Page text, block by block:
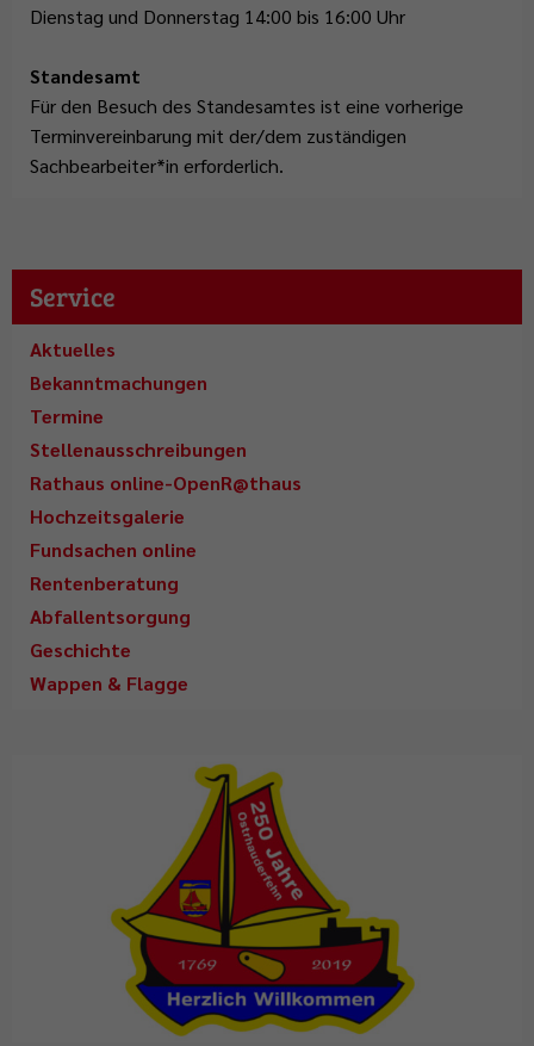
Dienstag und Donnerstag 14:00 bis 16:00 Uhr
Standesamt
Für den Besuch des Standesamtes ist eine vorherige
Terminvereinbarung mit der/dem zuständigen
Sachbearbeiter*in erforderlich.
Service
Aktuelles
Bekanntmachungen
Termine
Stellenausschreibungen
Rathaus online-OpenR@thaus
Hochzeitsgalerie
Fundsachen online
Rentenberatung
Abfallentsorgung
Geschichte
Wappen & Flagge